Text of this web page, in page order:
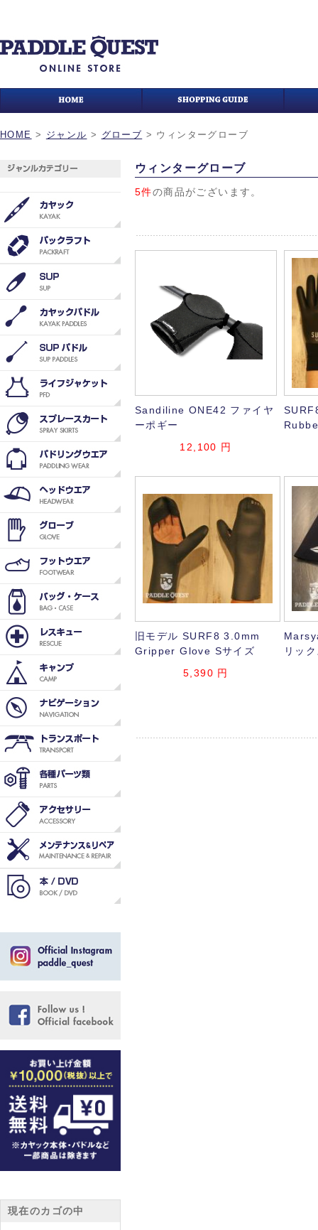
HOME > ジャンル > グローブ > ウィンターグローブ
現在のカゴの中
ウィンターグローブ
5件の商品がございます。
Sandiline ONE42 ファイヤ
ーポギー
12,100 円
旧モデル SURF8 3.0mm
Gripper Glove Sサイズ
5,390 円
リッ